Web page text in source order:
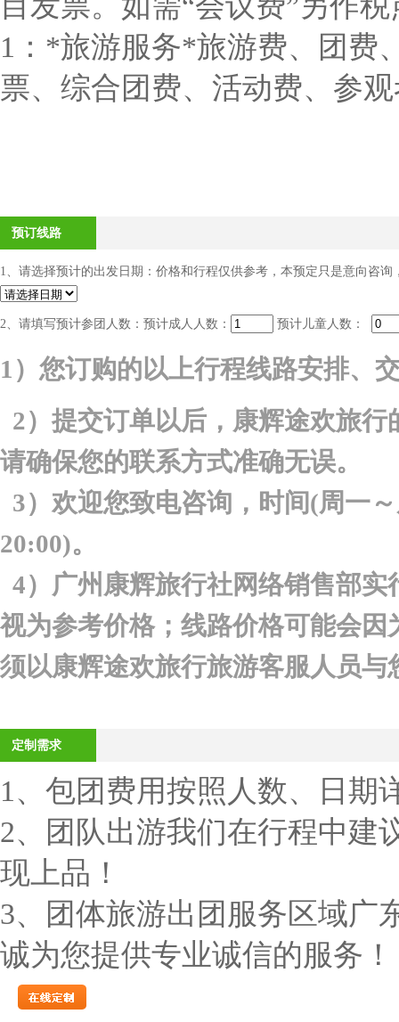
1：*旅游服务*旅游费、团费
票、综合团费、活动费、参
预订线路
1、请选择预计的出发日期：价格和行程仅供参考，本预定只是意向咨
2、请填写预计参团人数： 预计成人人数： 预计儿童人数：
1）您订购的以上行程线路安排、
2）提交订单以后，康辉途欢旅
请确保您的联系方式准确无误。
3）欢迎您致电咨询，时间(周一
20:00)。
4）广州康辉旅行社网络销售部
视为参考价格；线路价格可能会
须以康辉途欢旅行旅游客服人员
定制需求
1、包团费用按照人数、日期
2、团队出游我们在行程中建
现上品！
3、团体旅游出团服务区域广
诚为您提供专业诚信的服务！